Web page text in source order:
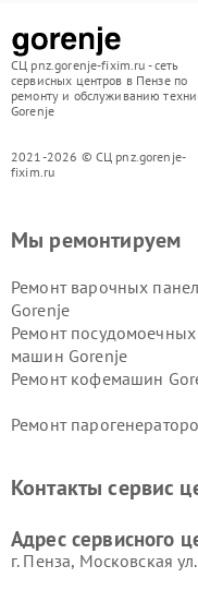
СЦ pnz.gorenje-fixim.ru - сеть
сервисных центров в Пензе по
ремонту и обслуживанию
Gorenje
2021-2026 © СЦ pnz.gorenje-
fixim.ru
Мы ремонтируем
Ремонт варочных
Gorenje
Ремонт посудомоечных
машин Gorenje
Ремонт кофемашин
Ремонт
Контакты сервис
Адрес сервисного
г. Пенза, Московская